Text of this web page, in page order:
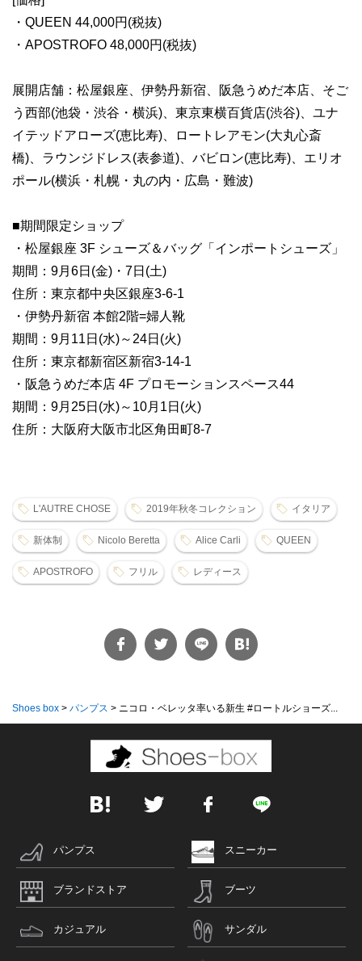
・QUEEN 44,000円(税抜)
・APOSTROFO 48,000円(税抜)
展開店舗：松屋銀座、伊勢丹新宿、阪急うめだ本店、そご
う西部(池袋・渋谷・横浜)、東京東横百貨店(渋谷)、ユナ
イテッドアローズ(恵比寿)、ロートレアモン(大丸心斎
橋)、ラウンジドレス(表参道)、バビロン(恵比寿)、エリオ
ポール(横浜・札幌・丸の内・広島・難波)
■期間限定ショップ
・松屋銀座 3F シューズ＆バッグ「インポートシューズ」
期間：9月6日(金)・7日(土)
住所：東京都中央区銀座3-6-1
・伊勢丹新宿 本館2階=婦人靴
期間：9月11日(水)～24日(火)
住所：東京都新宿区新宿3-14-1
・阪急うめだ本店 4F プロモーションスペース44
期間：9月25日(水)～10月1日(火)
住所：大阪府大阪市北区角田町8-7
L'AUTRE CHOSE 2019年秋冬コレクション イタリア
新体制 Nicolo Beretta Alice Carli QUEEN
APOSTROFO フリル レディース
Shoes box > パンプス > ニコロ・ベレッタ率いる新生 #ロートルショーズ...
パンプス スニーカー
ブランドストア ブーツ
カジュアル サンダル